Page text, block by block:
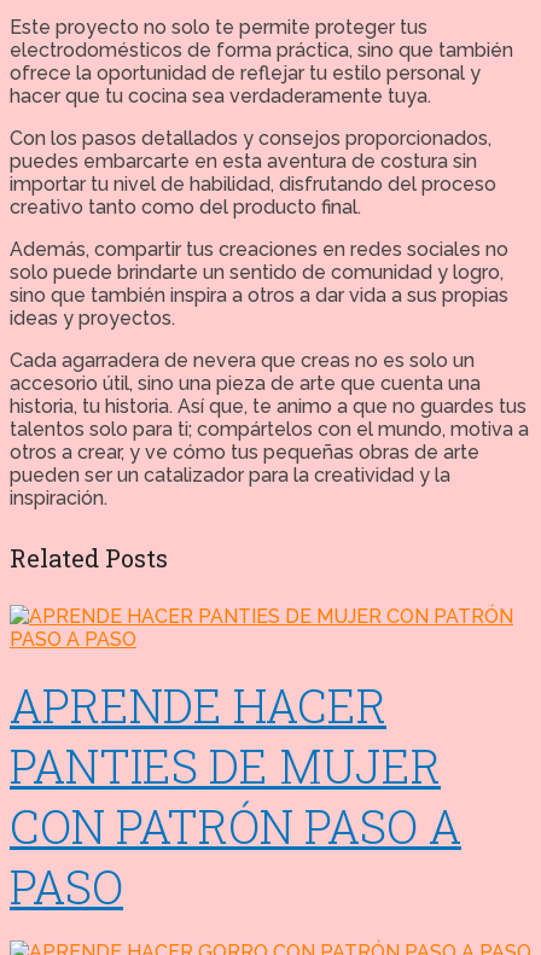
Este proyecto no solo te permite proteger tus
electrodomésticos de forma práctica, sino que también
ofrece la oportunidad de reflejar tu estilo personal y
hacer que tu cocina sea verdaderamente tuya.
Con los pasos detallados y consejos proporcionados,
puedes embarcarte en esta aventura de costura sin
importar tu nivel de habilidad, disfrutando del proceso
creativo tanto como del producto final.
Además, compartir tus creaciones en redes sociales no
solo puede brindarte un sentido de comunidad y logro,
sino que también inspira a otros a dar vida a sus propias
ideas y proyectos.
Cada agarradera de nevera que creas no es solo un
accesorio útil, sino una pieza de arte que cuenta una
historia, tu historia. Así que, te animo a que no guardes tus
talentos solo para ti; compártelos con el mundo, motiva a
otros a crear, y ve cómo tus pequeñas obras de arte
pueden ser un catalizador para la creatividad y la
inspiración.
Related Posts
APRENDE HACER
PANTIES DE MUJER
CON PATRÓN PASO A
PASO